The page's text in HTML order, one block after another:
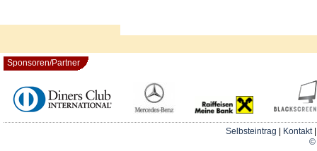
Sponsoren/Partner
Selbsteintrag Kontakt
©